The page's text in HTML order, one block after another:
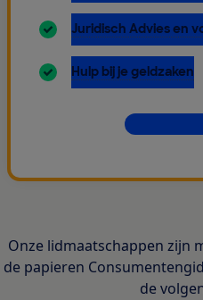
inbegrepen:
Juridisch Advies en
inbegrepen:
Hulp bij je geldzaken
Dit krijg je
Onze lidmaatschappen zijn
de papieren
de